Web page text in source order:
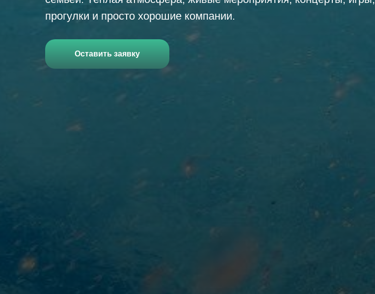
прогулки и просто хорошие компании.
Оставить заявку